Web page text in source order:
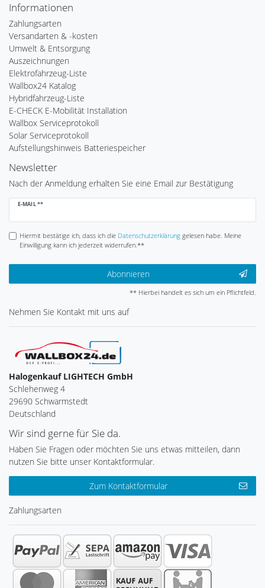
Informationen
Zahlungsarten
Versandarten & -kosten
Umwelt & Entsorgung
Auszeichnungen
Elektrofahrzeug-Liste
Wallbox24 Katalog
Hybridfahrzeug-Liste
E-CHECK E-Mobilität Installation
Wallbox Serviceprotokoll
Solar Serviceprotokoll
Aufstellungshinweis Batteriespeicher
Newsletter
Nach der Anmeldung erhalten Sie eine Email zur Bestätigung
E-MAIL **
Newsletter
Hiermit bestätige ich, dass ich die Daten­schutz­erklärunggelesen habe. Meine
Einwilligung kann ich jederzeit widerrufen.**
Abonnieren
** Hierbei handelt es sich um ein Pflichtfeld.
Nehmen Sie Kontakt mit uns auf
Halogenkauf LIGHTECH GmbH
Schlehenweg 4
29690 Schwarmstedt
Deutschland
Wir sind gerne für Sie da.
Haben Sie Fragen oder möchten Sie uns etwas mitteilen, dann
nutzen Sie bitte unser Kontaktformular.
Zum Kontaktformular
Zahlungsarten